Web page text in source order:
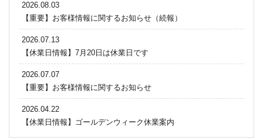
2026.08.03
【重要】お客様情報に関するお知らせ（続報）
2026.07.13
【休業日情報】7月20日は休業日です
2026.07.07
【重要】お客様情報に関するお知らせ
2026.04.22
【休業日情報】ゴールデンウィーク休業案内